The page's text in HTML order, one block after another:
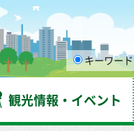
キーワード
観光情報・イベント